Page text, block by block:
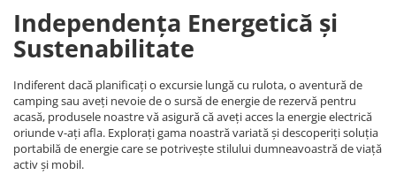
Independența Energetică și
Sustenabilitate
Indiferent dacă planificați o excursie lungă cu rulota, o aventură de
camping sau aveți nevoie de o sursă de energie de rezervă pentru
acasă, produsele noastre vă asigură că aveți acces la energie electrică
oriunde v-ați afla. Explorați gama noastră variată și descoperiți soluția
portabilă de energie care se potrivește stilului dumneavoastră de viață
activ și mobil.